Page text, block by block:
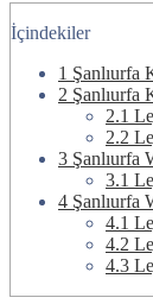
İçindekiler
1 Şanlıurfa
2 Şanlıurfa
2.1
2.2
3 Şanlıurfa
3.1
4 Şanlıurfa
4.1
4.2
4.3